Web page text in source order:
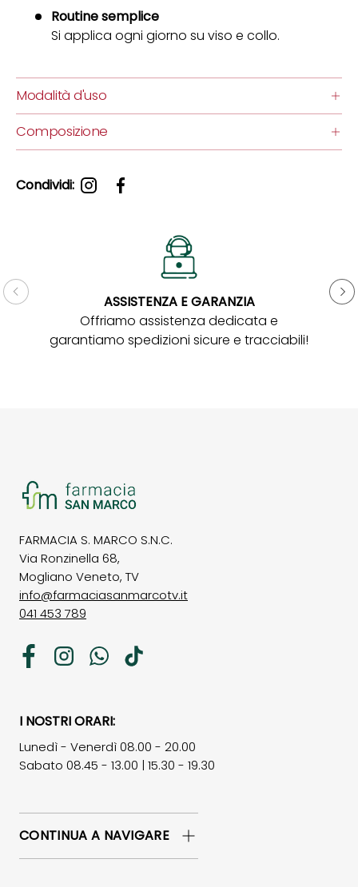
Routine semplice
Si applica ogni giorno su viso e collo.
Modalità d'uso
Composizione
Condividi:
ASSISTENZA E GARANZIA
Offriamo assistenza dedicata e
garantiamo spedizioni sicure e tracciabili!
FARMACIA S. MARCO S.N.C.
Via Ronzinella 68,
Mogliano Veneto, TV
info@farmaciasanmarcotv.it
041 453 789
FacebookInstagramWhatsApp
TikTok
I NOSTRI ORARI:
Lunedì - Venerdì 08.00 - 20.00
Sabato 08.45 - 13.00 | 15.30 - 19.30
CONTINUA A NAVIGARE